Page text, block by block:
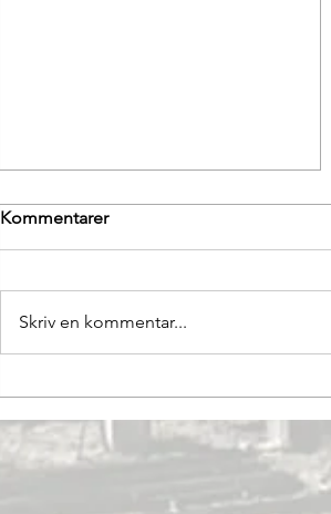
Vi går över till Facebook
Vi får meddela att sedan
dess avsevärt större publika
exponering har vi funnit för...
Kommentarer
Skriv en kommentar...